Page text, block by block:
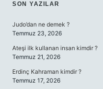
SIDEBAR
SON YAZILAR
Judo’dan ne demek ?
Temmuz 23, 2026
Ateşi ilk kullanan insan kimdir ?
Temmuz 21, 2026
Erdinç Kahraman kimdir ?
Temmuz 17, 2026